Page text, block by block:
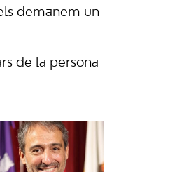
demanem un
de la persona